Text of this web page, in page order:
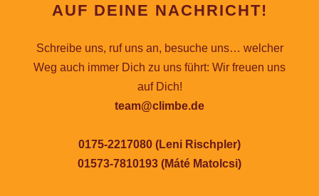
AUF DEINE NACHRICHT!
Schreibe uns, ruf uns an, besuche uns… welcher
Weg auch immer Dich zu uns führt: Wir freuen uns
auf Dich!
team@climbe.de
0175-2217080 (Leni Rischpler)
01573-7810193 (Máté Matolcsi)